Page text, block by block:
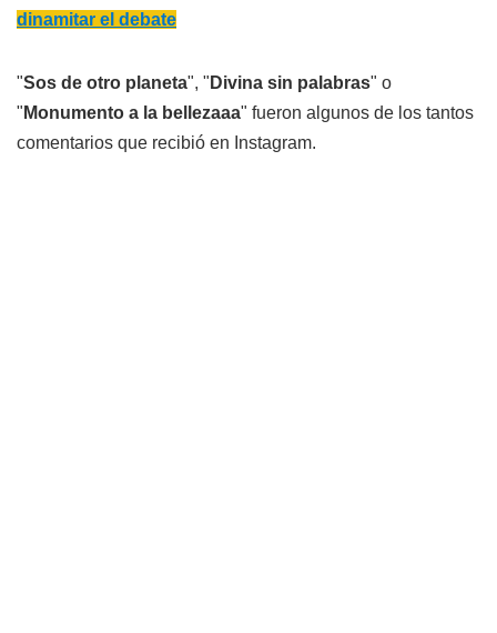
dinamitar el debate
"Sos de otro planeta", " Divina sin palabras" o
" Monumento a la bellezaaa" fueron algunos de los tantos
comentarios que recibió en Instagram.